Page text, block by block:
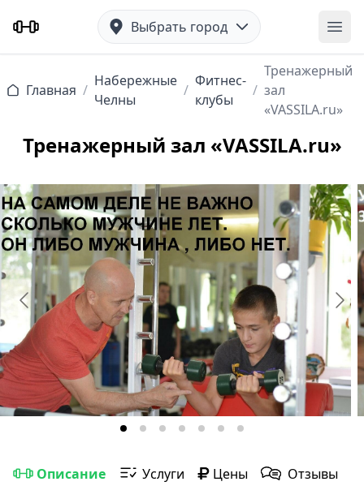
Выбрать город
Главная /
Набережные
Челны
/
Фитнес-
клубы
/
Тренажерный
зал
«VASSILA.ru»
Тренажерный зал «VASSILA.ru»
Описание Услуги Цены Отзывы